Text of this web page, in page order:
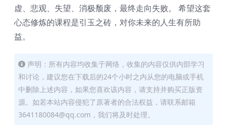
虚、悲观、失望、消极颓废，最终走向失败。 希望这套
心态修炼的课程是引玉之砖，对你未来的人生有所助
益。
声明：所有内容均收集于网络，收集的内容仅供内部学习
和讨论，建议您在下载后的24个小时之内从您的电脑或手机
中删除上述内容，如果您喜欢该内容，请支持并购买正版资
源。如若本站内容侵犯了原著者的合法权益，请联系邮箱
3641180084@qq.com，我们将及时处理。